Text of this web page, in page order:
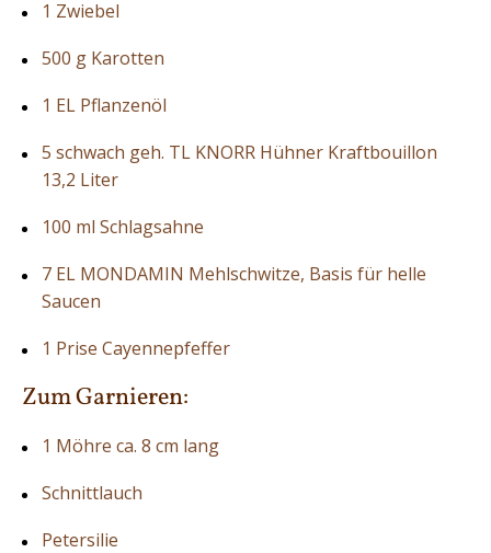
1 Zwiebel
500 g Karotten
1 EL Pflanzenöl
5 schwach geh. TL KNORR Hühner Kraftbouillon
13,2 Liter
100 ml Schlagsahne
7 EL MONDAMIN Mehlschwitze, Basis für helle
Saucen
1 Prise Cayennepfeffer
Zum Garnieren:
1 Möhre ca. 8 cm lang
Schnittlauch
Petersilie